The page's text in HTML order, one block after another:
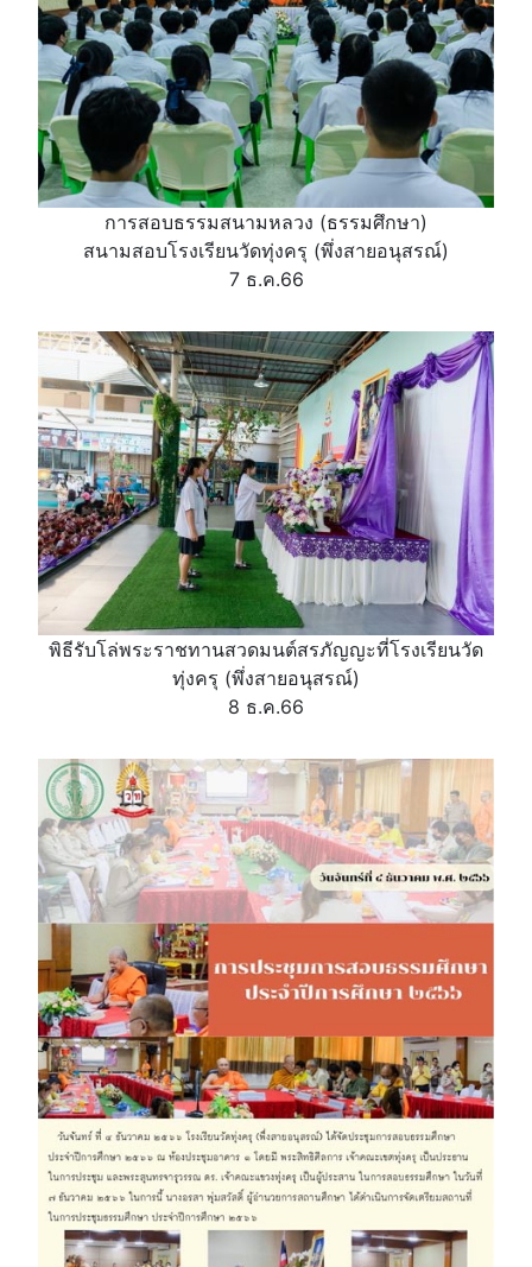
การสอบธรรมสนามหลวง (ธรรมศึกษา)
สนามสอบโรงเรียนวัดทุ่งครุ (พึ่งสายอนุสรณ์)
7 ธ.ค.66
พิธีรับโล่พระราชทานสวดมนต์สรภัญญะที่โรงเรียนวัด
ทุ่งครุ (พึ่งสายอนุสรณ์)
8 ธ.ค.66